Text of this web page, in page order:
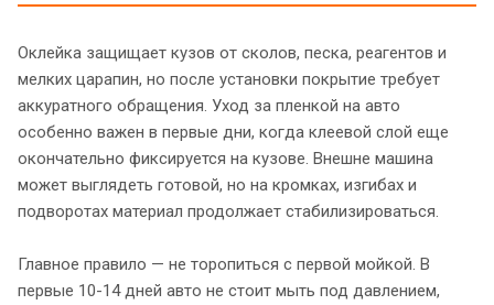
Оклейка защищает кузов от сколов, песка, реагентов и
мелких царапин, но после установки покрытие требует
аккуратного обращения. Уход за пленкой на авто
особенно важен в первые дни, когда клеевой слой еще
окончательно фиксируется на кузове. Внешне машина
может выглядеть готовой, но на кромках, изгибах и
подворотах материал продолжает стабилизироваться.
Главное правило — не торопиться с первой мойкой. В
первые 10-14 дней авто не стоит мыть под давлением,